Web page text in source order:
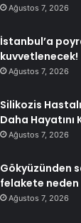
Ağustos 7, 2026
İstanbul’a
kuvvetlenecek!
Ağustos 7, 2026
Silikozis
Daha
Ağustos 7, 2026
Gökyüzünden
felakete neden
Ağustos 7, 2026